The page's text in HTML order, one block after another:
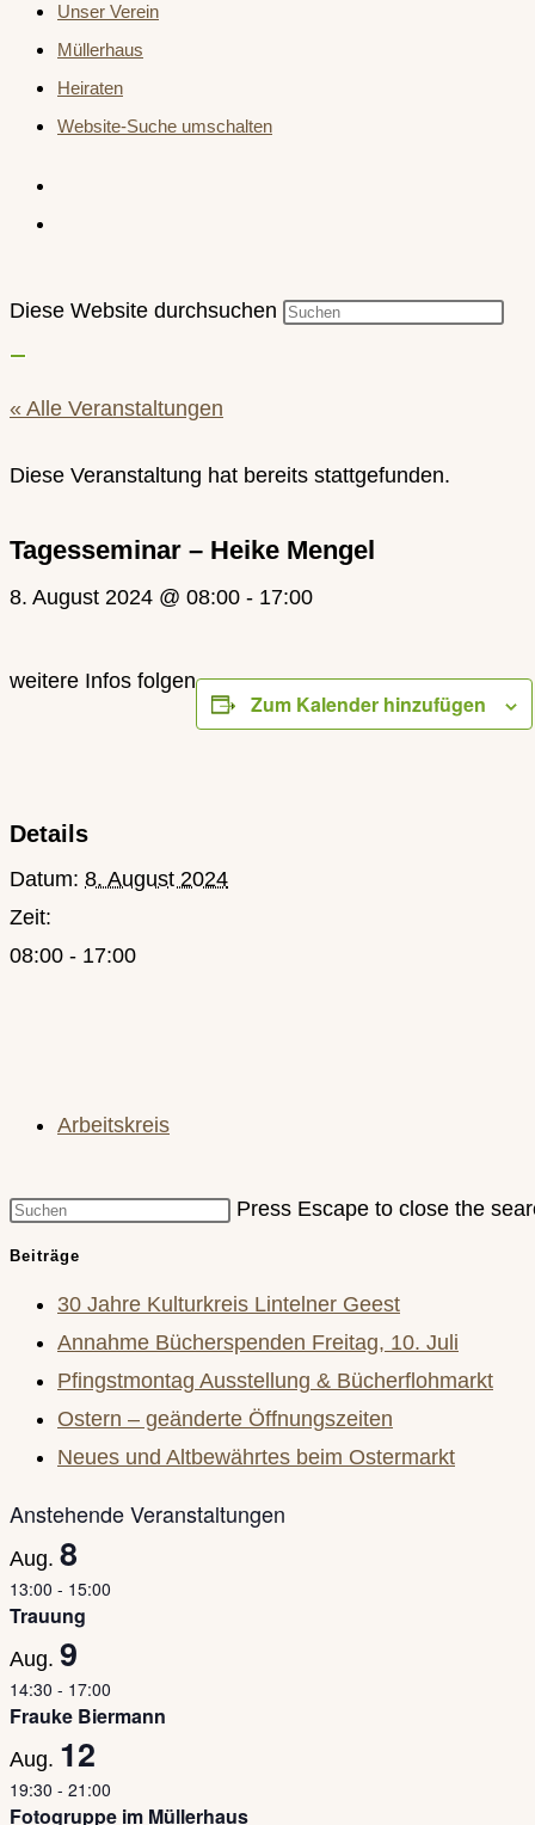
Unser Verein
Müllerhaus
Heiraten
Website-Suche umschalten
Diese Website durchsuchen
« Alle Veranstaltungen
Diese Veranstaltung hat bereits stattgefunden.
Tagesseminar – Heike Mengel
8. August 2024 @ 08:00 - 17:00
weitere Infos folgen
Zum Kalender hinzufügen
Details
Datum: 8. August 2024
Zeit:
08:00 - 17:00
Arbeitskreis
Press Escape to close the
Beiträge
30 Jahre Kulturkreis Lintelner Geest
Annahme Bücherspenden Freitag, 10. Juli
Pfingstmontag Ausstellung & Bücherflohmarkt
Ostern – geänderte Öffnungszeiten
Neues und Altbewährtes beim Ostermarkt
Anstehende Veranstaltungen
Aug. 8
13:00 - 15:00
Trauung
Aug. 9
14:30 - 17:00
Frauke Biermann
Aug. 12
19:30 - 21:00
Fotogruppe im Müllerhaus